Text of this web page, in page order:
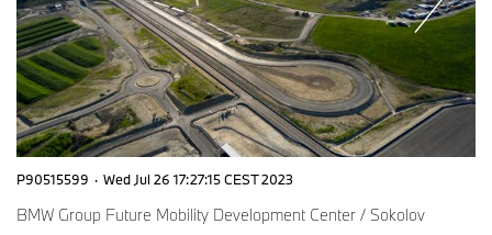
P90515599 · Wed Jul 26 17:27:15 CEST 2023
BMW Group Future Mobility Development Center / Sokolov